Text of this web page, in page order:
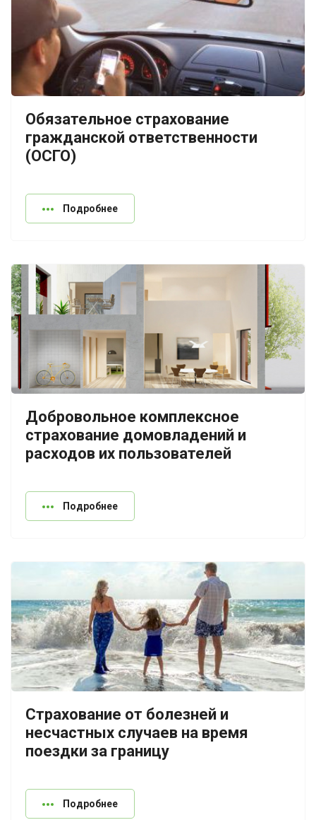
Обязательное страхование
гражданской ответственности
(ОСГО)
Подробнее
Добровольное комплексное
страхование домовладений и
расходов их пользователей
Подробнее
Страхование от болезней и
несчастных случаев на время
поездки за границу
Подробнее